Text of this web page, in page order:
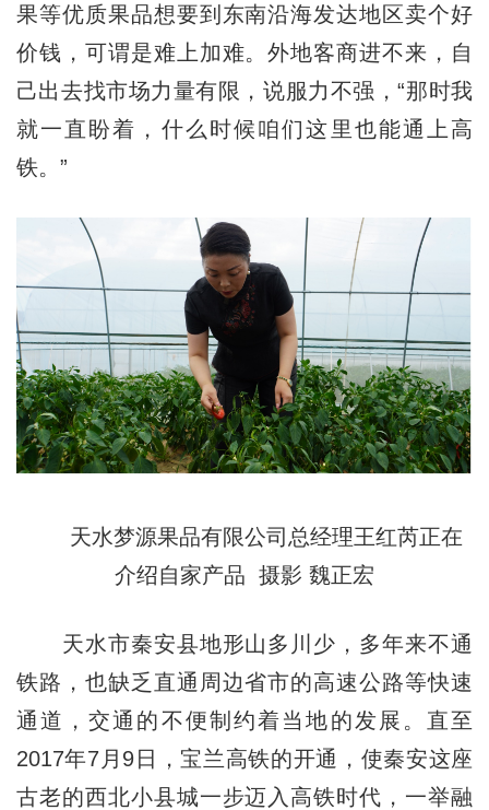
果等优质果品想要到东南沿海发达地区卖个好
价钱，可谓是难上加难。外地客商进不来，自
己出去找市场力量有限，说服力不强，“那时我
就一直盼着，什么时候咱们这里也能通上高
铁。”
天水梦源果品有限公司总经理王红芮正在
介绍自家产品 摄影 魏正宏
天水市秦安县地形山多川少，多年来不通
铁路，也缺乏直通周边省市的高速公路等快速
通道，交通的不便制约着当地的发展。直至
2017年7月9日，宝兰高铁的开通，使秦安这座
古老的西北小县城一步迈入高铁时代，一举融